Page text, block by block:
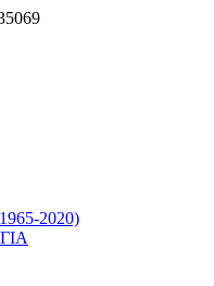
2020)